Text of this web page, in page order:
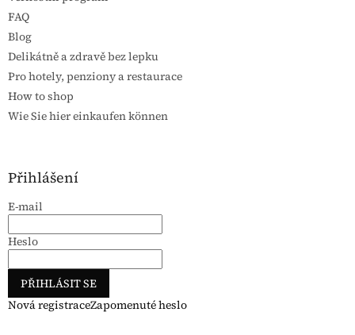
FAQ
Blog
Delikátně a zdravě bez lepku
Pro hotely, penziony a restaurace
How to shop
Wie Sie hier einkaufen können
Přihlášení
E-mail
Heslo
PŘIHLÁSIT SE
Nová registraceZapomenuté heslo